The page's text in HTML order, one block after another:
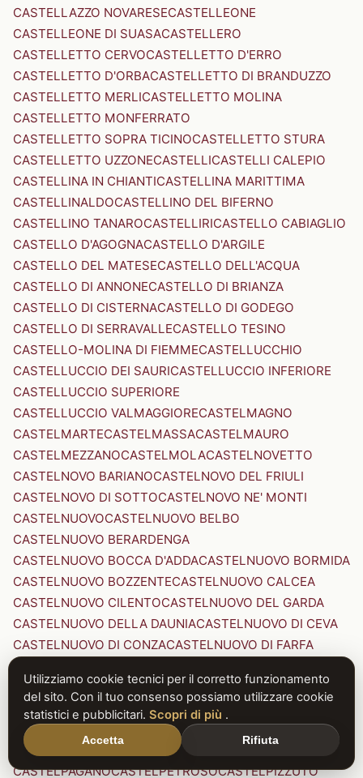
CASTELLAZZO NOVARESECASTELLEONE
CASTELLEONE DI SUASACASTELLERO
CASTELLETTO CERVOCASTELLETTO D'ERRO
CASTELLETTO D'ORBACASTELLETTO DI BRANDUZZO
CASTELLETTO MERLICASTELLETTO MOLINA
CASTELLETTO MONFERRATO
CASTELLETTO SOPRA TICINOCASTELLETTO STURA
CASTELLETTO UZZONECASTELLICASTELLI CALEPIO
CASTELLINA IN CHIANTICASTELLINA MARITTIMA
CASTELLINALDOCASTELLINO DEL BIFERNO
CASTELLINO TANAROCASTELLIRICASTELLO CABIAGLIO
CASTELLO D'AGOGNACASTELLO D'ARGILE
CASTELLO DEL MATESECASTELLO DELL'ACQUA
CASTELLO DI ANNONECASTELLO DI BRIANZA
CASTELLO DI CISTERNACASTELLO DI GODEGO
CASTELLO DI SERRAVALLECASTELLO TESINO
CASTELLO-MOLINA DI FIEMMECASTELLUCCHIO
CASTELLUCCIO DEI SAURICASTELLUCCIO INFERIORE
CASTELLUCCIO SUPERIORE
CASTELLUCCIO VALMAGGIORECASTELMAGNO
CASTELMARTECASTELMASSACASTELMAURO
CASTELMEZZANOCASTELMOLACASTELNOVETTO
CASTELNOVO BARIANOCASTELNOVO DEL FRIULI
CASTELNOVO DI SOTTOCASTELNOVO NE' MONTI
CASTELNUOVOCASTELNUOVO BELBO
CASTELNUOVO BERARDENGA
CASTELNUOVO BOCCA D'ADDACASTELNUOVO BORMIDA
CASTELNUOVO BOZZENTECASTELNUOVO CALCEA
CASTELNUOVO CILENTOCASTELNUOVO DEL GARDA
CASTELNUOVO DELLA DAUNIACASTELNUOVO DI CEVA
CASTELNUOVO DI CONZACASTELNUOVO DI FARFA
CASTELNUOVO DI PORTO CASTELNUOVO DON BOSCO
CASTELNUOVO MAGRACASTELNUOVO NIGRA
CASTELNUOVO PARANOCASTELNUOVO RANGONE
CASTELNUOVO SCRIVIA
CASTELNUOVO VAL DI CECINA
CASTELPAGANOCASTELPETROSOCASTELPIZZUTO
Utilizziamo cookie tecnici per il corretto funzionamento
del sito. Con il tuo consenso possiamo utilizzare cookie
statistici e pubblicitari. Scopri di più .
Accetta Rifiuta